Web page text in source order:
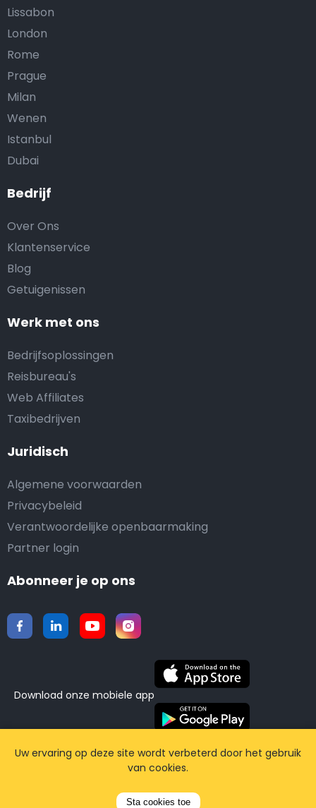
Bedrijf
Over Ons
Klantenservice
Blog
Getuigenissen
Werk met ons
Bedrijfsoplossingen
Reisbureau's
Web Affiliates
Taxibedrijven
Juridisch
Algemene voorwaarden
Privacybeleid
Verantwoordelijke openbaarmaking
Partner login
Lissabon
London
Rome
Prague
Milan
Wenen
Istanbul
Dubai
Abonneer je op ons
Download onze mobiele app
©2015-2026 Airporttaxis.com.Alle rechten
voorbehouden | Powered byCodiCo.io
Uw ervaring op deze site wordt verbeterd door het gebruik
van cookies.
Sta cookies toe